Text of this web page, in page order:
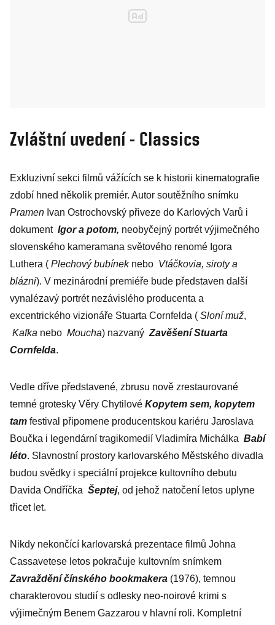
Zvláštní uvedení - Classics
Exkluzivní sekci filmů vážících se k historii kinematografie
zdobí hned několik premiér. Autor soutěžního snímku
Pramen Ivan Ostrochovský přiveze do Karlových Varů i
dokument Igor a potom, neobyčejný portrét výjimečného
slovenského kameramana světového renomé Igora
Luthera ( Plechový bubínek nebo Vtáčkovia, siroty a
blázni). V mezinárodní premiéře bude představen další
vynalézavý portrét nezávislého producenta a
excentrického vizionáře Stuarta Cornfelda ( Sloní muž,
Kafka nebo Moucha) nazvaný Zavěšení Stuarta
Cornfelda.
Vedle dříve představené, zbrusu nově zrestaurované
temné grotesky Věry Chytilové Kopytem sem, kopytem
tam festival připomene producentskou kariéru Jaroslava
Boučka i legendární tragikomedií Vladimíra Michálka Babí
léto. Slavnostní prostory karlovarského Městského divadla
budou svědky i speciální projekce kultovního debutu
Davida Ondříčka Šeptej, od jehož natočení letos uplyne
třicet let.
Nikdy nekončící karlovarská prezentace filmů Johna
Cassavetese letos pokračuje kultovním snímkem
Zavraždění čínského bookmakera (1976), temnou
charakterovou studií s odlesky neo-noirové krimi s
výjimečným Benem Gazzarou v hlavní roli. Kompletní